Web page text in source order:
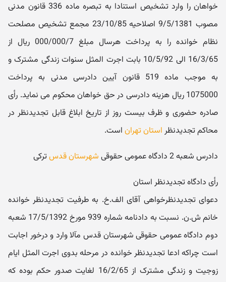
خواهان را وارد تشخیص استنادا به تبصره ماده 336 قانون مدنی
مصوب 9/5/1381 اصلاحیه 23/10/85 مجمع تشخیص مصلحت
نظام خوانده را به پرداخت هرسال مبلغ 000/000/7 ریال از
16/3/65 الی 10/5/92 بابت اجرت المثل سنوات زندگی مشترک و
به موجب ماده 519 قانون آیین دادرسی مدنی به پرداخت
1075000 ریال هزینه دادرسی در حق خواهان محکوم می نماید. رأی
صادره حضوری و ظرف بیست روز از تاریخ ابلاغ قابل تجدیدنظر در
محاکم تجدیدنظر استان تهران است.
دادرس شعبه 2 دادگاه عمومی حقوقی شهرستان قدسترکی
رأی دادگاه تجدیدنظر استان
دعوای تجدیدنظرخواهی آقای الف.خ. به طرفیت تجدیدنظر خوانده
خانم ش.ن. نسبت به دادنامه شماره 939 مورخ 17/5/1392 شعبه
دوم دادگاه عمومی حقوقی شهرستان قدس مآلا وارد و درخور اجابت
است چراکه ادعا تجدیدنظر خوانده در مرحله بدوی اجرت المثل ایام
زوجیت و زندگی مشترک از 16/2/65 لغایت صدور حکم بوده که